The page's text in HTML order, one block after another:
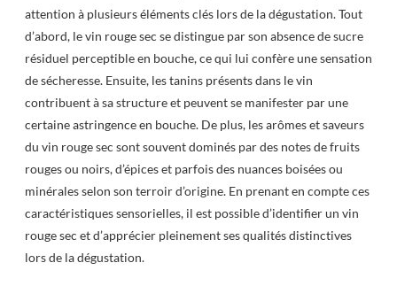
attention à plusieurs éléments clés lors de la dégustation. Tout
d’abord, le vin rouge sec se distingue par son absence de sucre
résiduel perceptible en bouche, ce qui lui confère une sensation
de sécheresse. Ensuite, les tanins présents dans le vin
contribuent à sa structure et peuvent se manifester par une
certaine astringence en bouche. De plus, les arômes et saveurs
du vin rouge sec sont souvent dominés par des notes de fruits
rouges ou noirs, d’épices et parfois des nuances boisées ou
minérales selon son terroir d’origine. En prenant en compte ces
caractéristiques sensorielles, il est possible d’identifier un vin
rouge sec et d’apprécier pleinement ses qualités distinctives
lors de la dégustation.